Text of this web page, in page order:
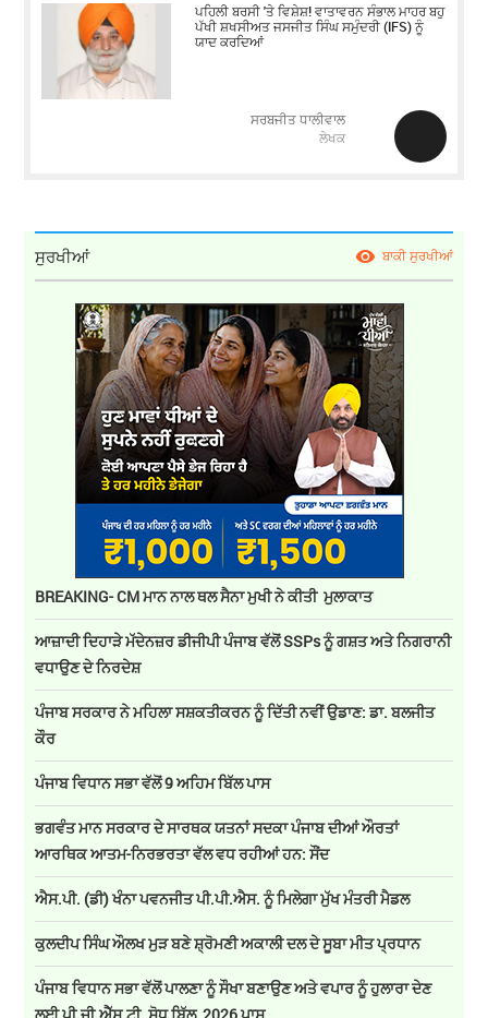
ਪਹਿਲੀ ਬਰਸੀ 'ਤੇ ਵਿਸ਼ੇਸ਼! ਵਾਤਾਵਰਨ ਸੰਭਾਲ ਮਾਹਰ ਬਹੁ
ਪੱਖੀ ਸ਼ਖਸੀਅਤ ਜਸਜੀਤ ਸਿੰਘ ਸਮੁੰਦਰੀ (IFS) ਨੂੰ
ਯਾਦ ਕਰਦਿਆਂ
ਸਰਬਜੀਤ ਧਾਲੀਵਾਲ
ਲੇਖਕ
ਸੁਰਖੀਆਂ ਬਾਕੀ ਸੁਰਖੀਆਂ
BREAKING- CM ਮਾਨ ਨਾਲ ਥਲ ਸੈਨਾ ਮੁਖੀ ਨੇ ਕੀਤੀ ਮੁਲਾਕਾਤ
ਆਜ਼ਾਦੀ ਦਿਹਾੜੇ ਮੱਦੇਨਜ਼ਰ ਡੀਜੀਪੀ ਪੰਜਾਬ ਵੱਲੋਂ SSPs ਨੂੰ ਗਸ਼ਤ ਅਤੇ ਨਿਗਰਾਨੀ
ਵਧਾਉਣ ਦੇ ਨਿਰਦੇਸ਼
ਪੰਜਾਬ ਸਰਕਾਰ ਨੇ ਮਹਿਲਾ ਸਸ਼ਕਤੀਕਰਨ ਨੂੰ ਦਿੱਤੀ ਨਵੀਂ ਉਡਾਣ: ਡਾ. ਬਲਜੀਤ
ਕੌਰ
ਪੰਜਾਬ ਵਿਧਾਨ ਸਭਾ ਵੱਲੋਂ 9 ਅਹਿਮ ਬਿੱਲ ਪਾਸ
ਭਗਵੰਤ ਮਾਨ ਸਰਕਾਰ ਦੇ ਸਾਰਥਕ ਯਤਨਾਂ ਸਦਕਾ ਪੰਜਾਬ ਦੀਆਂ ਔਰਤਾਂ
ਆਰਥਿਕ ਆਤਮ-ਨਿਰਭਰਤਾ ਵੱਲ ਵਧ ਰਹੀਆਂ ਹਨ: ਸੌਂਦ
ਐਸ.ਪੀ. (ਡੀ) ਖੰਨਾ ਪਵਨਜੀਤ ਪੀ.ਪੀ.ਐਸ. ਨੂੰ ਮਿਲੇਗਾ ਮੁੱਖ ਮੰਤਰੀ ਮੈਡਲ
ਕੁਲਦੀਪ ਸਿੰਘ ਔਲਖ ਮੁੜ ਬਣੇ ਸ਼੍ਰੋਮਣੀ ਅਕਾਲੀ ਦਲ ਦੇ ਸੂਬਾ ਮੀਤ ਪ੍ਰਧਾਨ
ਪੰਜਾਬ ਵਿਧਾਨ ਸਭਾ ਵੱਲੋਂ ਪਾਲਣਾ ਨੂੰ ਸੌਖਾ ਬਣਾਉਣ ਅਤੇ ਵਪਾਰ ਨੂੰ ਹੁਲਾਰਾ ਦੇਣ